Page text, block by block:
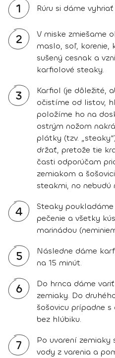
1 Rúru si dáme
2
V miske zmiešame
maslo, soľ, korenie,
sušený cesnak a
karfiolové steaky.
3
Karfiol (je dôležité,
očistíme od listov,
položíme ho na
ostrým nožom
plátky (tzv.
držať, pretože tie
časti odporúčam
zemiakom a
steakmi, no
4
Steaky
pečenie a všetky
marinádou
5
Následne dáme
na 15 minút.
6
Do hrnca dáme
zemiaky. Do
šošovicu prípadne
bez hlúbiku.
7
Po uvarení
vody z varenia a